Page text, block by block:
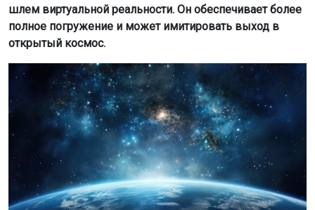
шлем виртуальной реальности. Он обеспечивает более
полное погружение и может имитировать выход в
открытый космос.